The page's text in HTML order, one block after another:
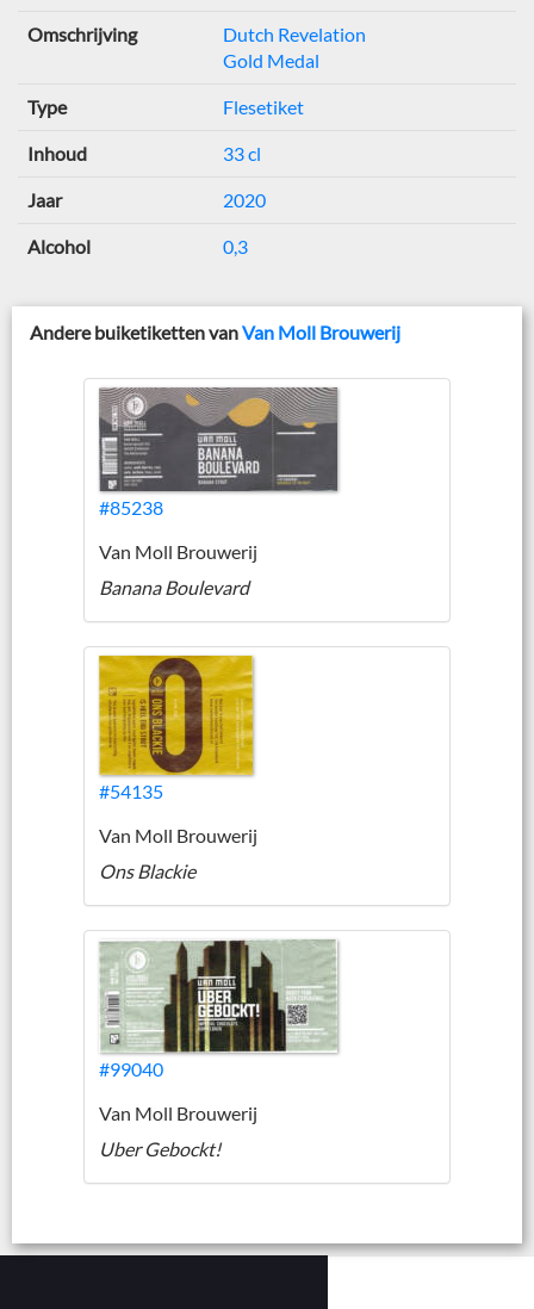
Omschrijving
Dutch Revelation
Gold Medal
Type Flesetiket
Inhoud 33 cl
Jaar 2020
Alcohol 0,3
Andere buiketiketten vanVan Moll Brouwerij
#85238
Van Moll Brouwerij
Banana Boulevard
#54135
Van Moll Brouwerij
Ons Blackie
#99040
Van Moll Brouwerij
Uber Gebockt!